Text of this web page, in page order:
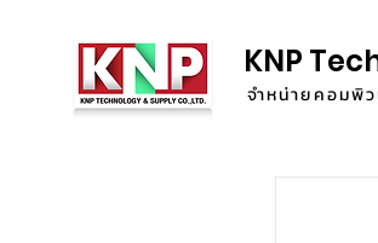
KNP
จำหน่ายคอมพิ